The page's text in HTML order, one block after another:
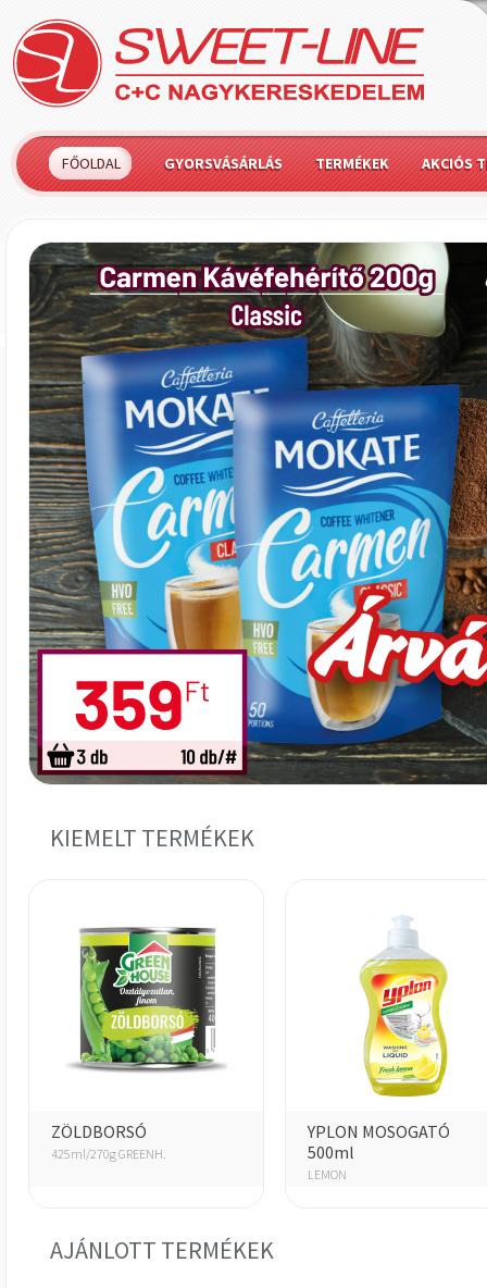
FŐOLDAL GYORSVÁSÁRLÁS TERMÉKEK AKCIÓS
KIEMELT TERMÉKEK
ZÖLDBORSÓ
425ml/270g GREENH.
YPLON MOSOGATÓ
500ml
LEMON
AJÁNLOTT TERMÉKEK